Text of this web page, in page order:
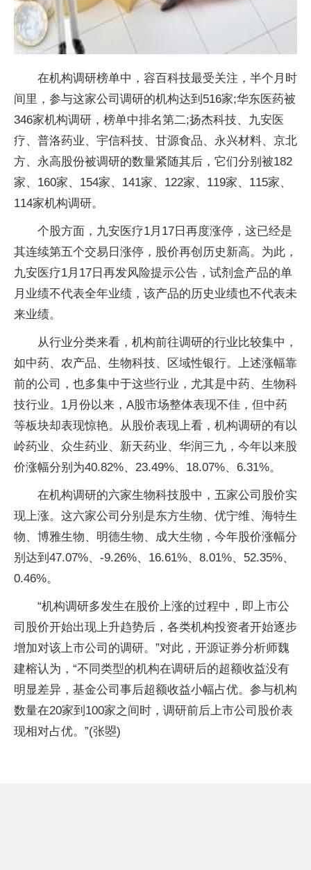
在机构调研榜单中，容百科技最受关注，半个月时
间里，参与这家公司调研的机构达到516家;华东医药被
346家机构调研，榜单中排名第二;扬杰科技、九安医
疗、普洛药业、宇信科技、甘源食品、永兴材料、京北
方、永高股份被调研的数量紧随其后，它们分别被182
家、160家、154家、141家、122家、119家、115家、
114家机构调研。
个股方面，九安医疗1月17日再度涨停，这已经是
其连续第五个交易日涨停，股价再创历史新高。为此，
九安医疗1月17日再发风险提示公告，试剂盒产品的单
月业绩不代表全年业绩，该产品的历史业绩也不代表未
来业绩。
从行业分类来看，机构前往调研的行业比较集中，
如中药、农产品、生物科技、区域性银行。上述涨幅靠
前的公司，也多集中于这些行业，尤其是中药、生物科
技行业。1月份以来，A股市场整体表现不佳，但中药
等板块却表现惊艳。从股价表现上看，机构调研的有以
岭药业、众生药业、新天药业、华润三九，今年以来股
价涨幅分别为40.82%、23.49%、18.07%、6.31%。
在机构调研的六家生物科技股中，五家公司股价实
现上涨。这六家公司分别是东方生物、优宁维、海特生
物、博雅生物、明德生物、成大生物，今年股价涨幅分
别达到47.07%、-9.26%、16.61%、8.01%、52.35%、
0.46%。
“机构调研多发生在股价上涨的过程中，即上市公
司股价开始出现上升趋势后，各类机构投资者开始逐步
增加对该上市公司的调研。”对此，开源证券分析师魏
建榕认为，“不同类型的机构在调研后的超额收益没有
明显差异，基金公司事后超额收益小幅占优。参与机构
数量在20家到100家之间时，调研前后上市公司股价表
现相对占优。”(张曌)